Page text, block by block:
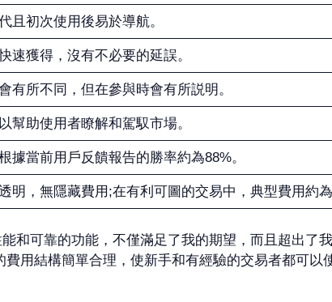
且初次使用後易於導航。
速獲得，沒有不必要的延誤。
有所不同，但在參與時會有所説明。
幫助使用者瞭解和駕馭市場。
據當前用戶反饋報告的勝率約為88%。
明，無隱藏費用;在有利可圖的交易中，典型費用約為
和可靠的功能，不僅滿足了我的期望，而且超出了
用結構簡單合理，使新手和有經驗的交易者都可